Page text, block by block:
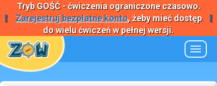
TrybGOŚĆ- ćwiczenia ograniczone czasowo.
Zarejestruj bezpłatne konto, żeby mieć dostęp
do wielu ćwiczeń w pełnej wersji.